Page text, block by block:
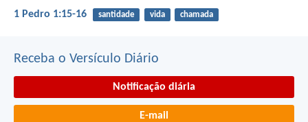
1 Pedro 1:15-16 santidade vida chamada
Receba o Versículo Diário
Notificação diária
E-mail